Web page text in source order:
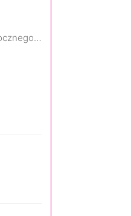
Naznaczony: Wyjście z mrocznego wymiaru